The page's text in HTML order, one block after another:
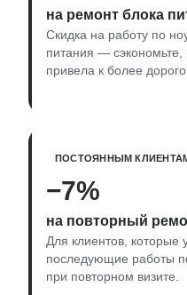
на ремонт блока
Скидка на работу по
питания — сэкономьте,
привела к более
ПОСТОЯННЫМ
−7%
на повторный
Для клиентов, которые
последующие работы
при повторном визите.